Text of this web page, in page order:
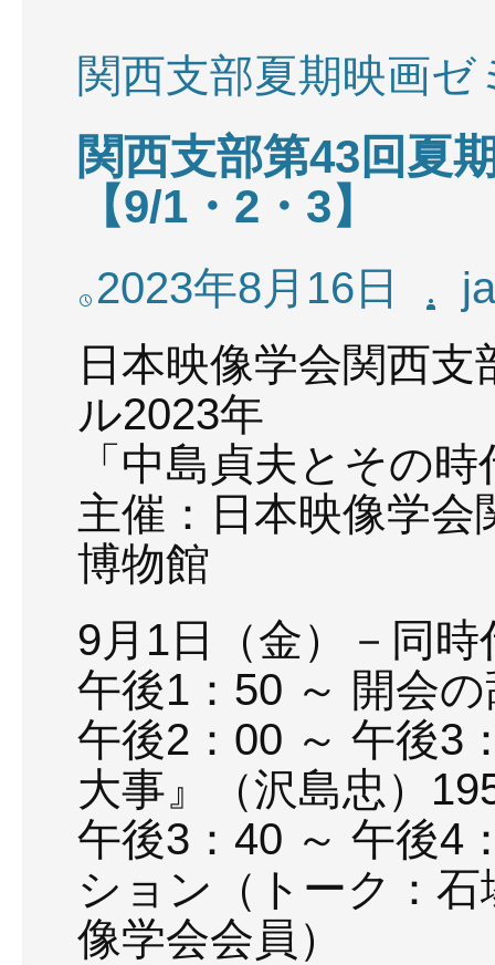
関西支部夏期映画ゼ
関西支部第43回夏
【9/1・2・3】
2023年8月16日
日本映像学会関西
ル2023年
「中島貞夫とその時
主催：日本映像学
博物館
9月1日（金）－同
午後1：50 ～ 開会の
午後2：00 ～ 午後3
大事』（沢島忠）
午後3：40 ～ 午後4
ション（トーク：
像学会会員）